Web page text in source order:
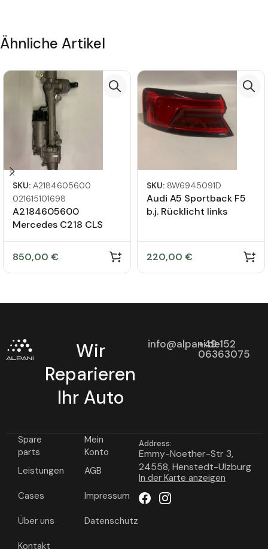
Ähnliche Artikel
SKU: А2184605600
021615101698
A2184605600
Mercedes C218 CLS
Zerlegt
850,00 €
SKU: 8W6945091D
Audi A5 Sportback F5
b.j. Rücklicht links
220,00 €
Wir
Reparieren
Ihr Auto
info@alpani.de
+49 152
06363075
Spare
parts
Leistungen
Cases
Über uns
Kontakt
Mein
Konto
AGB
Impressum
Datenschutz
Address:
Emmy-Noether-Str 3,
24558, Henstedt-Ulzburg
In der Karte anzeigen